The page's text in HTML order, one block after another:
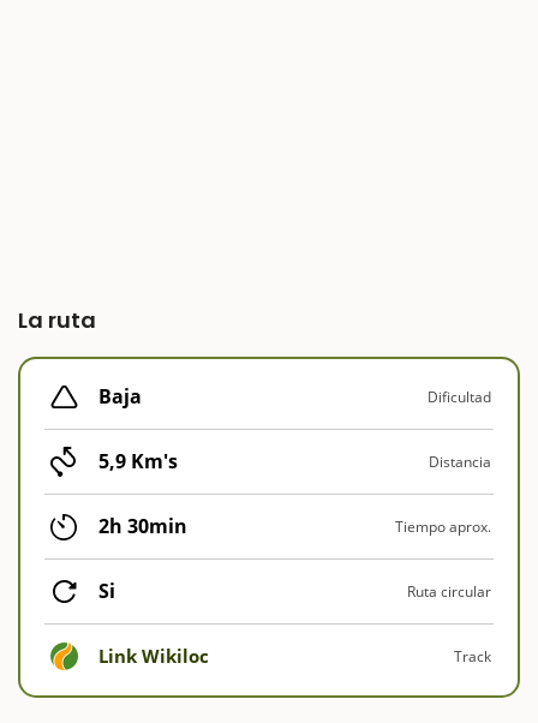
La ruta
Baja Dificultad
5,9 Km's Distancia
2h 30min Tiempo aprox.
Si Ruta circular
Link Wikiloc Track